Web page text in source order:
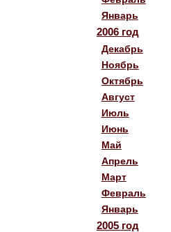
Январь
2006 год
Декабрь
Ноябрь
Октябрь
Август
Июль
Июнь
Май
Апрель
Март
Февраль
Январь
2005 год